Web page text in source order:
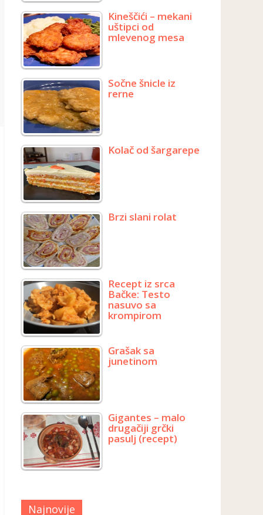
Kineščići – mekani
uštipci od
mlevenog mesa
Sočne šnicle iz
rerne
Kolač od šargarepe
Brzi slani rolat
Recept iz srca
Bačke: Testo
nasuvo sa
krompirom
Grašak sa
junetinom
Gigantes – malo
drugačiji grčki
pasulj (recept)
Najnovije